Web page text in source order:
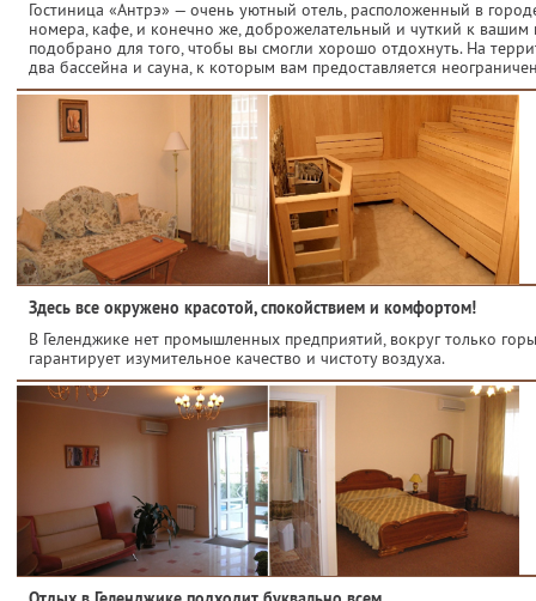
Гостиница «Антрэ» — очень уютный отель, расположенный в
номера, кафе, и конечно же, доброжелательный и чуткий к вашим
подобрано для того, чтобы вы смогли хорошо отдохнуть. На
два бассейна и сауна, к которым вам предоставляется
Здесь все окружено красотой, спокойствием и комфортом!
В Геленджике нет промышленных предприятий, вокруг только
гарантирует изумительное качество и чистоту воздуха.